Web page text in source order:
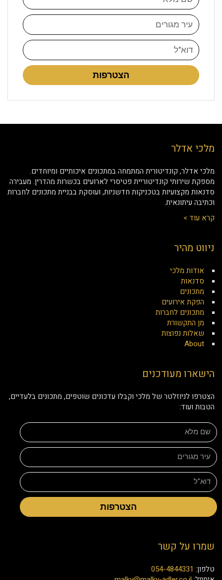
הצטרפות
מלכי אדלר
מלכי אדלר, קונדיטורית המתמחה במתכונים איכותיים ומיוחדים.
מספקת שירותי קונדיטוריית פטיסרי לארועים בכשרות מהדרין. מעבירה
סדנאות מקצועיות בטכניקות חדשניות, ועוסקת בבניית מתכונים לחברות
וכתיבה עיתונאית.
קרא עוד >
ניווט מהיר
אודות מלכי
סדנאות
מתכונים
הפקת אירועים
מתכונים לחברות
מן התקשורת
שאלות נפוצות
About
הישארו מעודכנים
הצטרפו לניוזלטר של מלכי וקבלו עדכונים שוטפים, מתכונים בלעדיים,
הטבות ועוד:
הצטרפות
שמרו על קשר
טלפון: 054-4844331